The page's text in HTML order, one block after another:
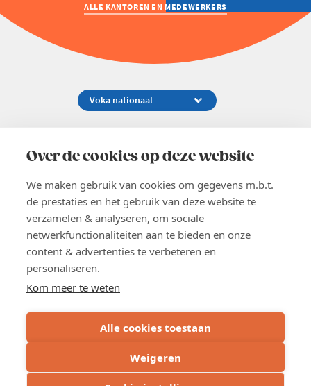
Over de cookies op deze website
We maken gebruik van cookies om gegevens m.b.t.
de prestaties en het gebruik van deze website te
verzamelen & analyseren, om sociale
netwerkfunctionaliteiten aan te bieden en onze
content & advertenties te verbeteren en
personaliseren.
Kom meer te weten
Alle cookies toestaan
Weigeren
ALLE KANTOREN EN MEDEWERKERS
02 229 81 11
EN
Word lid
Voka 2026
Privacyverklaring
Cookie verklaring